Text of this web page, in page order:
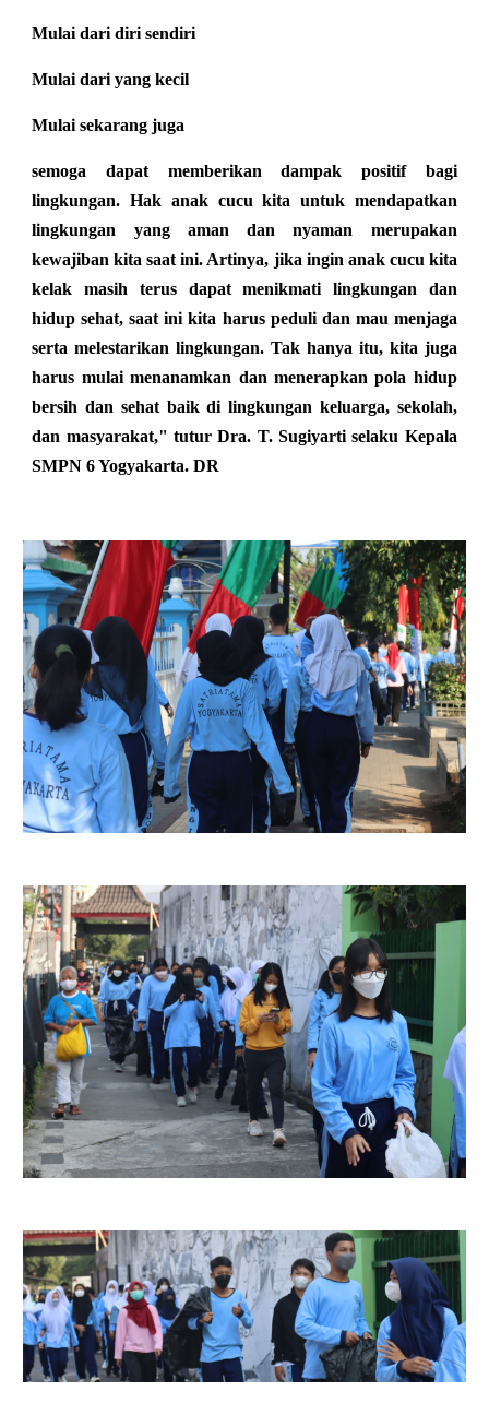
Mulai dari diri sendiri
Mulai dari yang kecil
Mulai sekarang juga
semoga dapat memberikan dampak positif bagi
lingkungan. Hak anak cucu kita untuk mendapatkan
lingkungan yang aman dan nyaman merupakan
kewajiban kita saat ini. Artinya, jika ingin anak cucu kita
kelak masih terus dapat menikmati lingkungan dan
hidup sehat, saat ini kita harus peduli dan mau menjaga
serta melestarikan lingkungan. Tak hanya itu, kita juga
harus mulai menanamkan dan menerapkan pola hidup
bersih dan sehat baik di lingkungan keluarga, sekolah,
dan masyarakat," tutur Dra. T. Sugiyarti selaku Kepala
SMPN 6 Yogyakarta. DR